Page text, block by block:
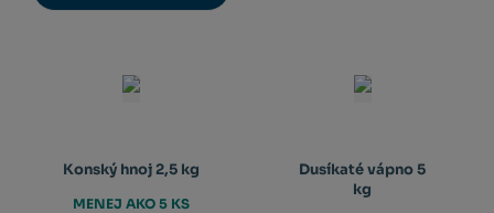
Konský hnoj 2,5 kg
MENEJ AKO 5 KS
Dusíkaté vápno 5
kg